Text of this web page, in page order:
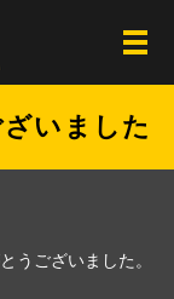
メ
いました
うございました。